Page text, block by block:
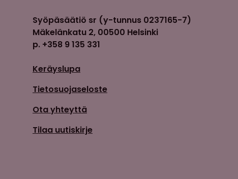
Syöpäsäätiö sr (y-tunnus 0237165-7)
Mäkelänkatu 2, 00500 Helsinki
p. +358 9 135 331
Keräyslupa
Tietosuojaseloste
Ota yhteyttä
Tilaa uutiskirje